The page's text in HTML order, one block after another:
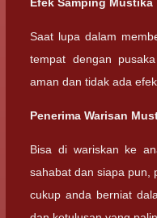
Saat lupa dalam
tempat dengan
aman dan tidak ada
Penerima Warisan
Bisa di wariskan ke
sahabat dan siapa pun,
cukup anda berniat